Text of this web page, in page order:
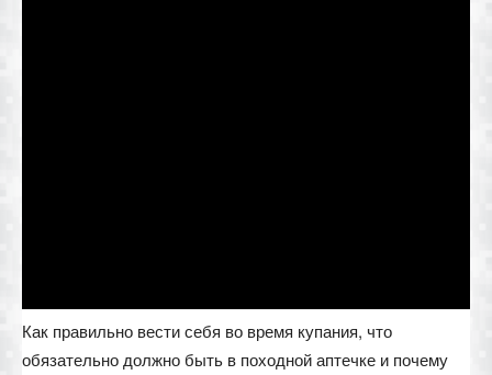
Как правильно вести себя во время купания, что
обязательно должно быть в походной аптечке и почему